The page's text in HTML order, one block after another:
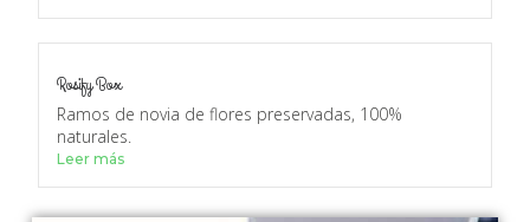
Rosify Box
Ramos de novia de flores preservadas, 100%
naturales.
Leer más